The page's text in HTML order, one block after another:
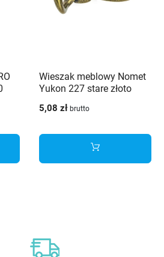
Wieszak meblowy Nomet
Yukon 227 stare złoto
5,08 zł brutto